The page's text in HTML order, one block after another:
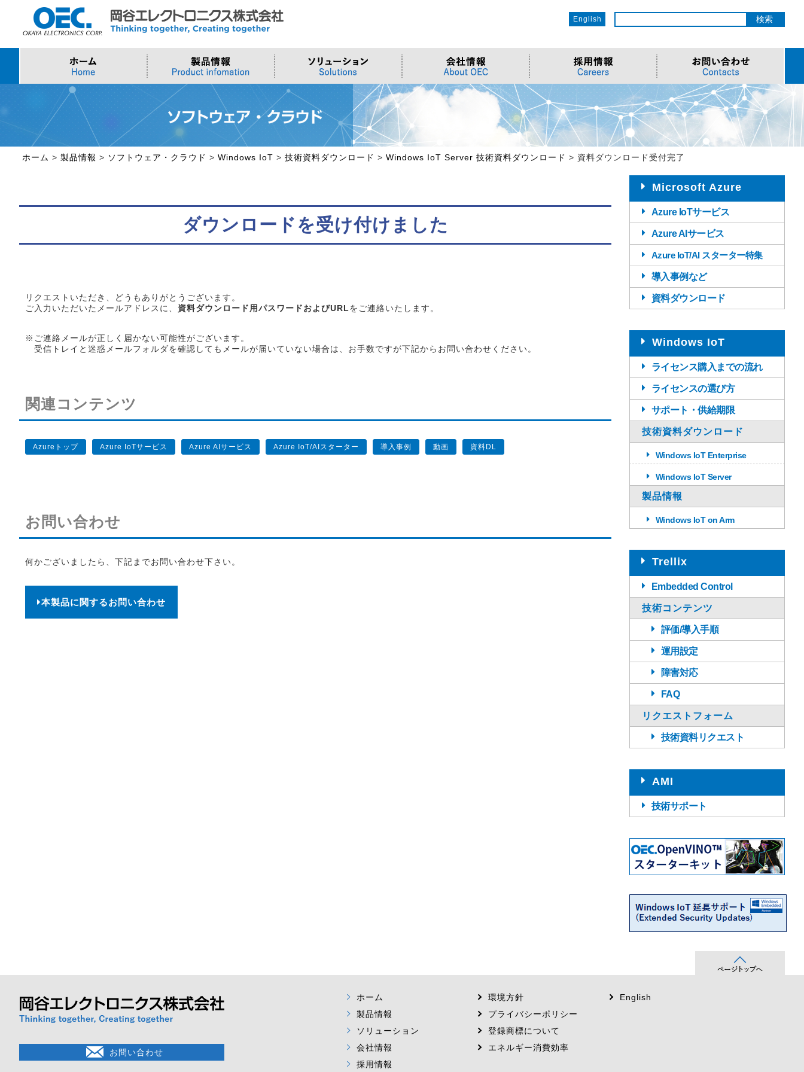
English
>Intel (IoT/Embedded)
>Intel (PC)
>Intel Arc Graphics
ソフトウェア・クラウド
>Microsoft Azure
>Trellix
システム
>Embeddedシステム
>オンライン資格確認端末
>周辺デバイス
サーバー/ネットワーク
>Supermicro
>液体冷却ソリューション
>DCBBS
電子部品/Automotive
>Components
>Semiconductor
>Automotive
>AI・IoTソリューション
>インテル IoTソリューション
>評価開発キット
>LLMソリューション
スマートシティ・DX
>ナガレミル / 人流・交通観測
>OTセキュリティ
>Edgeシリーズ
>Elementシリーズ
>Stellarシリーズ
>ものづくりソリューション
>有償技術サービス
>小型PCソリューション
>カスタムPCソリューション
>車載ソリューション
>地デジテレビ
>海外電子部品選定
>トップメッセージ >拠点一覧 CSR
>OECのCSR
>社会への取り組み
>環境への取り組み
>製品・御見積お問い合わせ >その他・採用お問い合わせ >当社向けご提案フォーム
ホーム > 製品情報 > ソフトウェア・クラウド > Windows IoT > 技術資料ダウンロード > Windows IoT Server 技術資料ダウンロード > 資料ダウンロード受付完了
ダウンロードを受け付けました
リクエストいただき、どうもありがとうございます。
ご入力いただいたメールアドレスに、 資料ダウンロード用パスワードおよびURLをご連絡いたします。
※ご連絡メールが正しく届かない可能性がございます。
受信トレイと迷惑メールフォルダを確認してもメールが届いていない場合は、お手数ですが下記からお問い合わせください。
関連コンテンツ
Azureトップ Azure IoTサービス Azure AIサービス Azure IoT/AIスターター 導入事例 動画 資料DL
お問い合わせ
何かございましたら、下記までお問い合わせ下さい。
本製品に関するお問い合わせ
Microsoft Azure
Azure IoTサービス
Azure AIサービス
Azure IoT/AI スターター特集
導入事例など
資料ダウンロード
Windows IoT
ライセンス購入までの流れ
ライセンスの選び方
サポート・供給期限
技術資料ダウンロード
Windows IoT Enterprise
Windows IoT Server
製品情報
Windows IoT on Arm
Trellix
Embedded Control
技術コンテンツ
評価/導入手順
運用設定
障害対応
FAQ
リクエストフォーム
技術資料リクエスト
AMI
技術サポート
お問い合わせ
ホーム
製品情報
ソリューション
会社情報
採用情報
環境方針
プライバシーポリシー
登録商標について
エネルギー消費効率
English